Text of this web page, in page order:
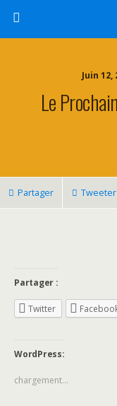
Juin
Le
Partager Tweeter
Partager :
Twitter
WordPress:
chargement…